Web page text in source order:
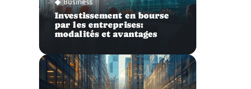
Investissement en bourse
par les entreprises:
modalités et avantages